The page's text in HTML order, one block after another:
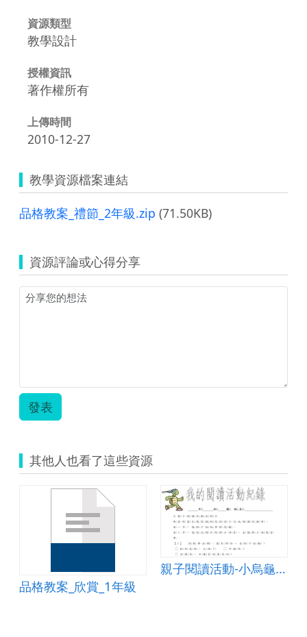
資源類型
教學設計
授權資訊
著作權所有
上傳時間
2010-12-27
教學資源檔案連結
品格教案_禮節_2年級.zip (71.50KB)
資源評論或心得分享
發表
其他人也看了這些資源
品格教案_欣賞_1年級
親子閱讀活動-小烏龜飛上天